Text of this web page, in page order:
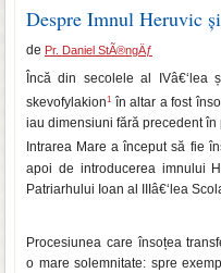
Despre Imnul Heruvic
de Pr. Daniel StÃ®ngÄƒ
Încă din secolele al IVâ€‘lea
skevofylakion1 în altar a fost
iau dimensiuni fără precedent
Intrarea Mare a început să fie
apoi de introducerea imnului
Patriarhului Ioan al IIIâ€‘lea
Procesiunea care însoțea
o mare solemnitate: spre